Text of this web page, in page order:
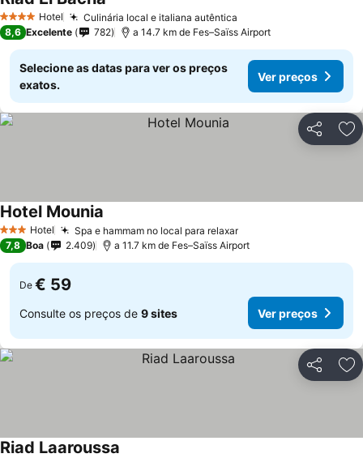
4 EstrelasHotel Culinária local e italiana autêntica
8,6 Excelente 782 a 14.7 km de Fes–Saïss Airport
Selecione as datas para ver os preços
exatos.
Ver preços
Partilhar
3 EstrelasHotel Spa e hammam no local para relaxarVer preços
Hotel Mounia
7,8 Boa 2.409 a 11.7 km de Fes–Saïss Airport
De € 59
Consulte os preços de 9 sites Ver preços
Partilhar
Riad Laaroussa